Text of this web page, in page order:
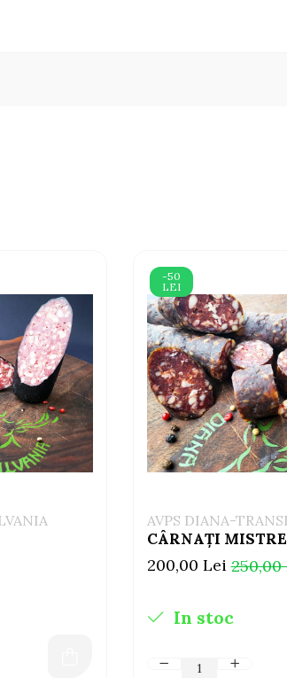
-50
LEI
AVPS DIANA-
CÂRNAȚI
250,00
200,00 Lei
In stoc